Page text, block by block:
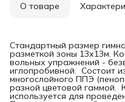
О товаре
Стандартный размер
разметкой зоны 13х13м.
вольных упражнений -
иглопробивной. Состоит
многослойного ППЭ
разной цветовой гаммой.
используется для